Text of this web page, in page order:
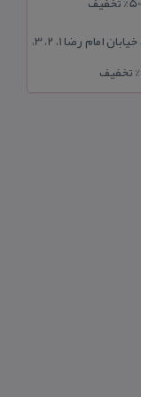
هتل آپارتمان خیابان امام رضا 1، 2، 3،